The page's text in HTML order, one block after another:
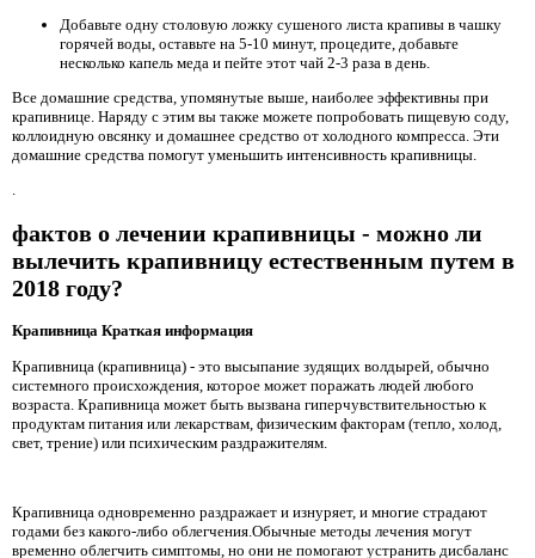
Добавьте одну столовую ложку сушеного листа крапивы в чашку
горячей воды, оставьте на 5-10 минут, процедите, добавьте
несколько капель меда и пейте этот чай 2-3 раза в день.
Все домашние средства, упомянутые выше, наиболее эффективны при
крапивнице. Наряду с этим вы также можете попробовать пищевую соду,
коллоидную овсянку и домашнее средство от холодного компресса. Эти
домашние средства помогут уменьшить интенсивность крапивницы.
.
фактов о лечении крапивницы - можно ли
вылечить крапивницу естественным путем в
2018 году?
Крапивница Краткая информация
Крапивница (крапивница) - это высыпание зудящих волдырей, обычно
системного происхождения, которое может поражать людей любого
возраста. Крапивница может быть вызвана гиперчувствительностью к
продуктам питания или лекарствам, физическим факторам (тепло, холод,
свет, трение) или психическим раздражителям.
Крапивница одновременно раздражает и изнуряет, и многие страдают
годами без какого-либо облегчения.Обычные методы лечения могут
временно облегчить симптомы, но они не помогают устранить дисбаланс